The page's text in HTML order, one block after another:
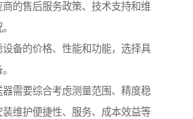
的售后服务政策、技术支持和维
备的价格、性能和功能，选择具
需要综合考虑测量范围、精度稳
维护便捷性、服务、成本效益等